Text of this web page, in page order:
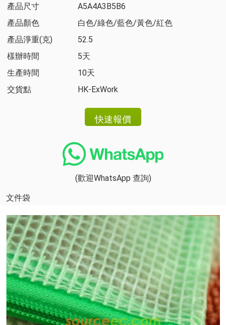
產品尺寸
A5A4A3B5B6
產品顏色
白色/綠色/藍色/黃色/紅色
產品淨重(克)
52.5
樣辦時間
5天
生產時間
10天
交貨點
HK-ExWork
(歡迎WhatsApp 查詢)
文件袋